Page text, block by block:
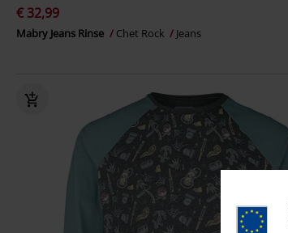
€ 32,99
Mabry Jeans Rinse Chet Rock Jeans